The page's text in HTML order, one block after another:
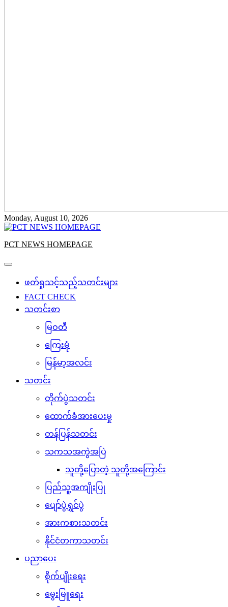
Monday, August 10, 2026
PCT NEWS HOMEPAGE
ဖတ်ရှုသင့်သည့်သတင်းများ
FACT CHECK
သတင်းစာ
မြဝတီ
ကြေးမုံ
မြန်မာ့အလင်း
သတင်း
တိုက်ပွဲသတင်း
ထောက်ခံအားပေးမှု
တန်ပြန်သတင်း
သကသအကွဲအပြဲ
သူတို့ပြောတဲ့ သူတို့အကြောင်း
ပြည်သူ့အကျိုးပြု
ပျော်ပွဲရွှင်ပွဲ
အားကစားသတင်း
နိုင်ငံတကာသတင်း
ပညာပေး
စိုက်ပျိုးရေး
မွေးမြူရေး